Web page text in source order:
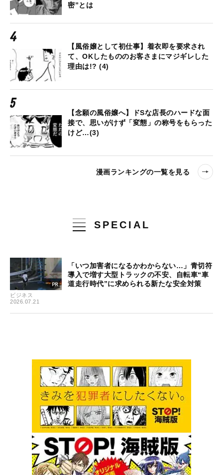
密”とは
【風俗嬢として初仕事】着衣即を要求され
て、OKしたもののお客さまにマジギレした
理由は!? (4)
【念願の風俗嬢へ】ドSな店長のハードな面
接で、思いがけず「変態」の称号をもらった
けど…(3)
漫画ランキングの一覧を見る
SPECIAL
ビジネス
2026.07.21
「いつ加害者になるかわからない…」青切符
導入で増す大型トラックの不安、自転車“車
道走行時代”に求められる新たな安全対策